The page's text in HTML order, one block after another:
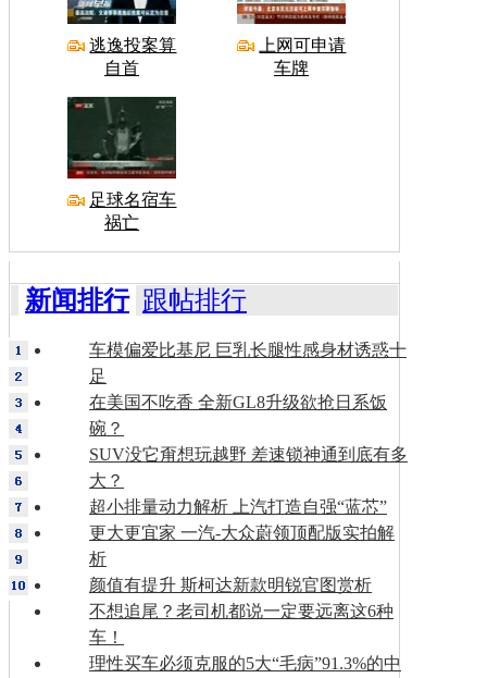
逃逸投案算
自首
上网可申请
车牌
足球名宿车
祸亡
新闻排行 跟帖排行
车模偏爱比基尼 巨乳长腿性感身材诱惑十
足
在美国不吃香 全新GL8升级欲抢日系饭
碗？
SUV没它甭想玩越野 差速锁神通到底有多
大？
超小排量动力解析 上汽打造自强“蓝芯”
更大更宜家 一汽-大众蔚领顶配版实拍解
析
颜值有提升 斯柯达新款明锐官图赏析
不想追尾？老司机都说一定要远离这6种
车！
理性买车必须克服的5大“毛病”91.3%的中